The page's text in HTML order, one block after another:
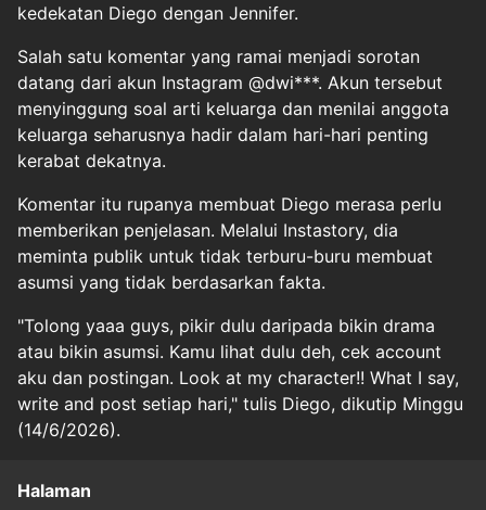
kedekatan Diego dengan Jennifer.
Salah satu komentar yang ramai menjadi sorotan
datang dari akun Instagram @dwi***. Akun tersebut
menyinggung soal arti keluarga dan menilai anggota
keluarga seharusnya hadir dalam hari-hari penting
kerabat dekatnya.
Komentar itu rupanya membuat Diego merasa perlu
memberikan penjelasan. Melalui Instastory, dia
meminta publik untuk tidak terburu-buru membuat
asumsi yang tidak berdasarkan fakta.
"Tolong yaaa guys, pikir dulu daripada bikin drama
atau bikin asumsi. Kamu lihat dulu deh, cek account
aku dan postingan. Look at my character!! What I say,
write and post setiap hari," tulis Diego, dikutip Minggu
(14/6/2026).
Halaman